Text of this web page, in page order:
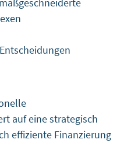
bietet,
in solche Länder
Risiko, dass Ihre Daten
dass Ihnen
zustehen.
anderer geeigneter
„Weitergabe an
auf eine strategisch
effiziente Finanzierung